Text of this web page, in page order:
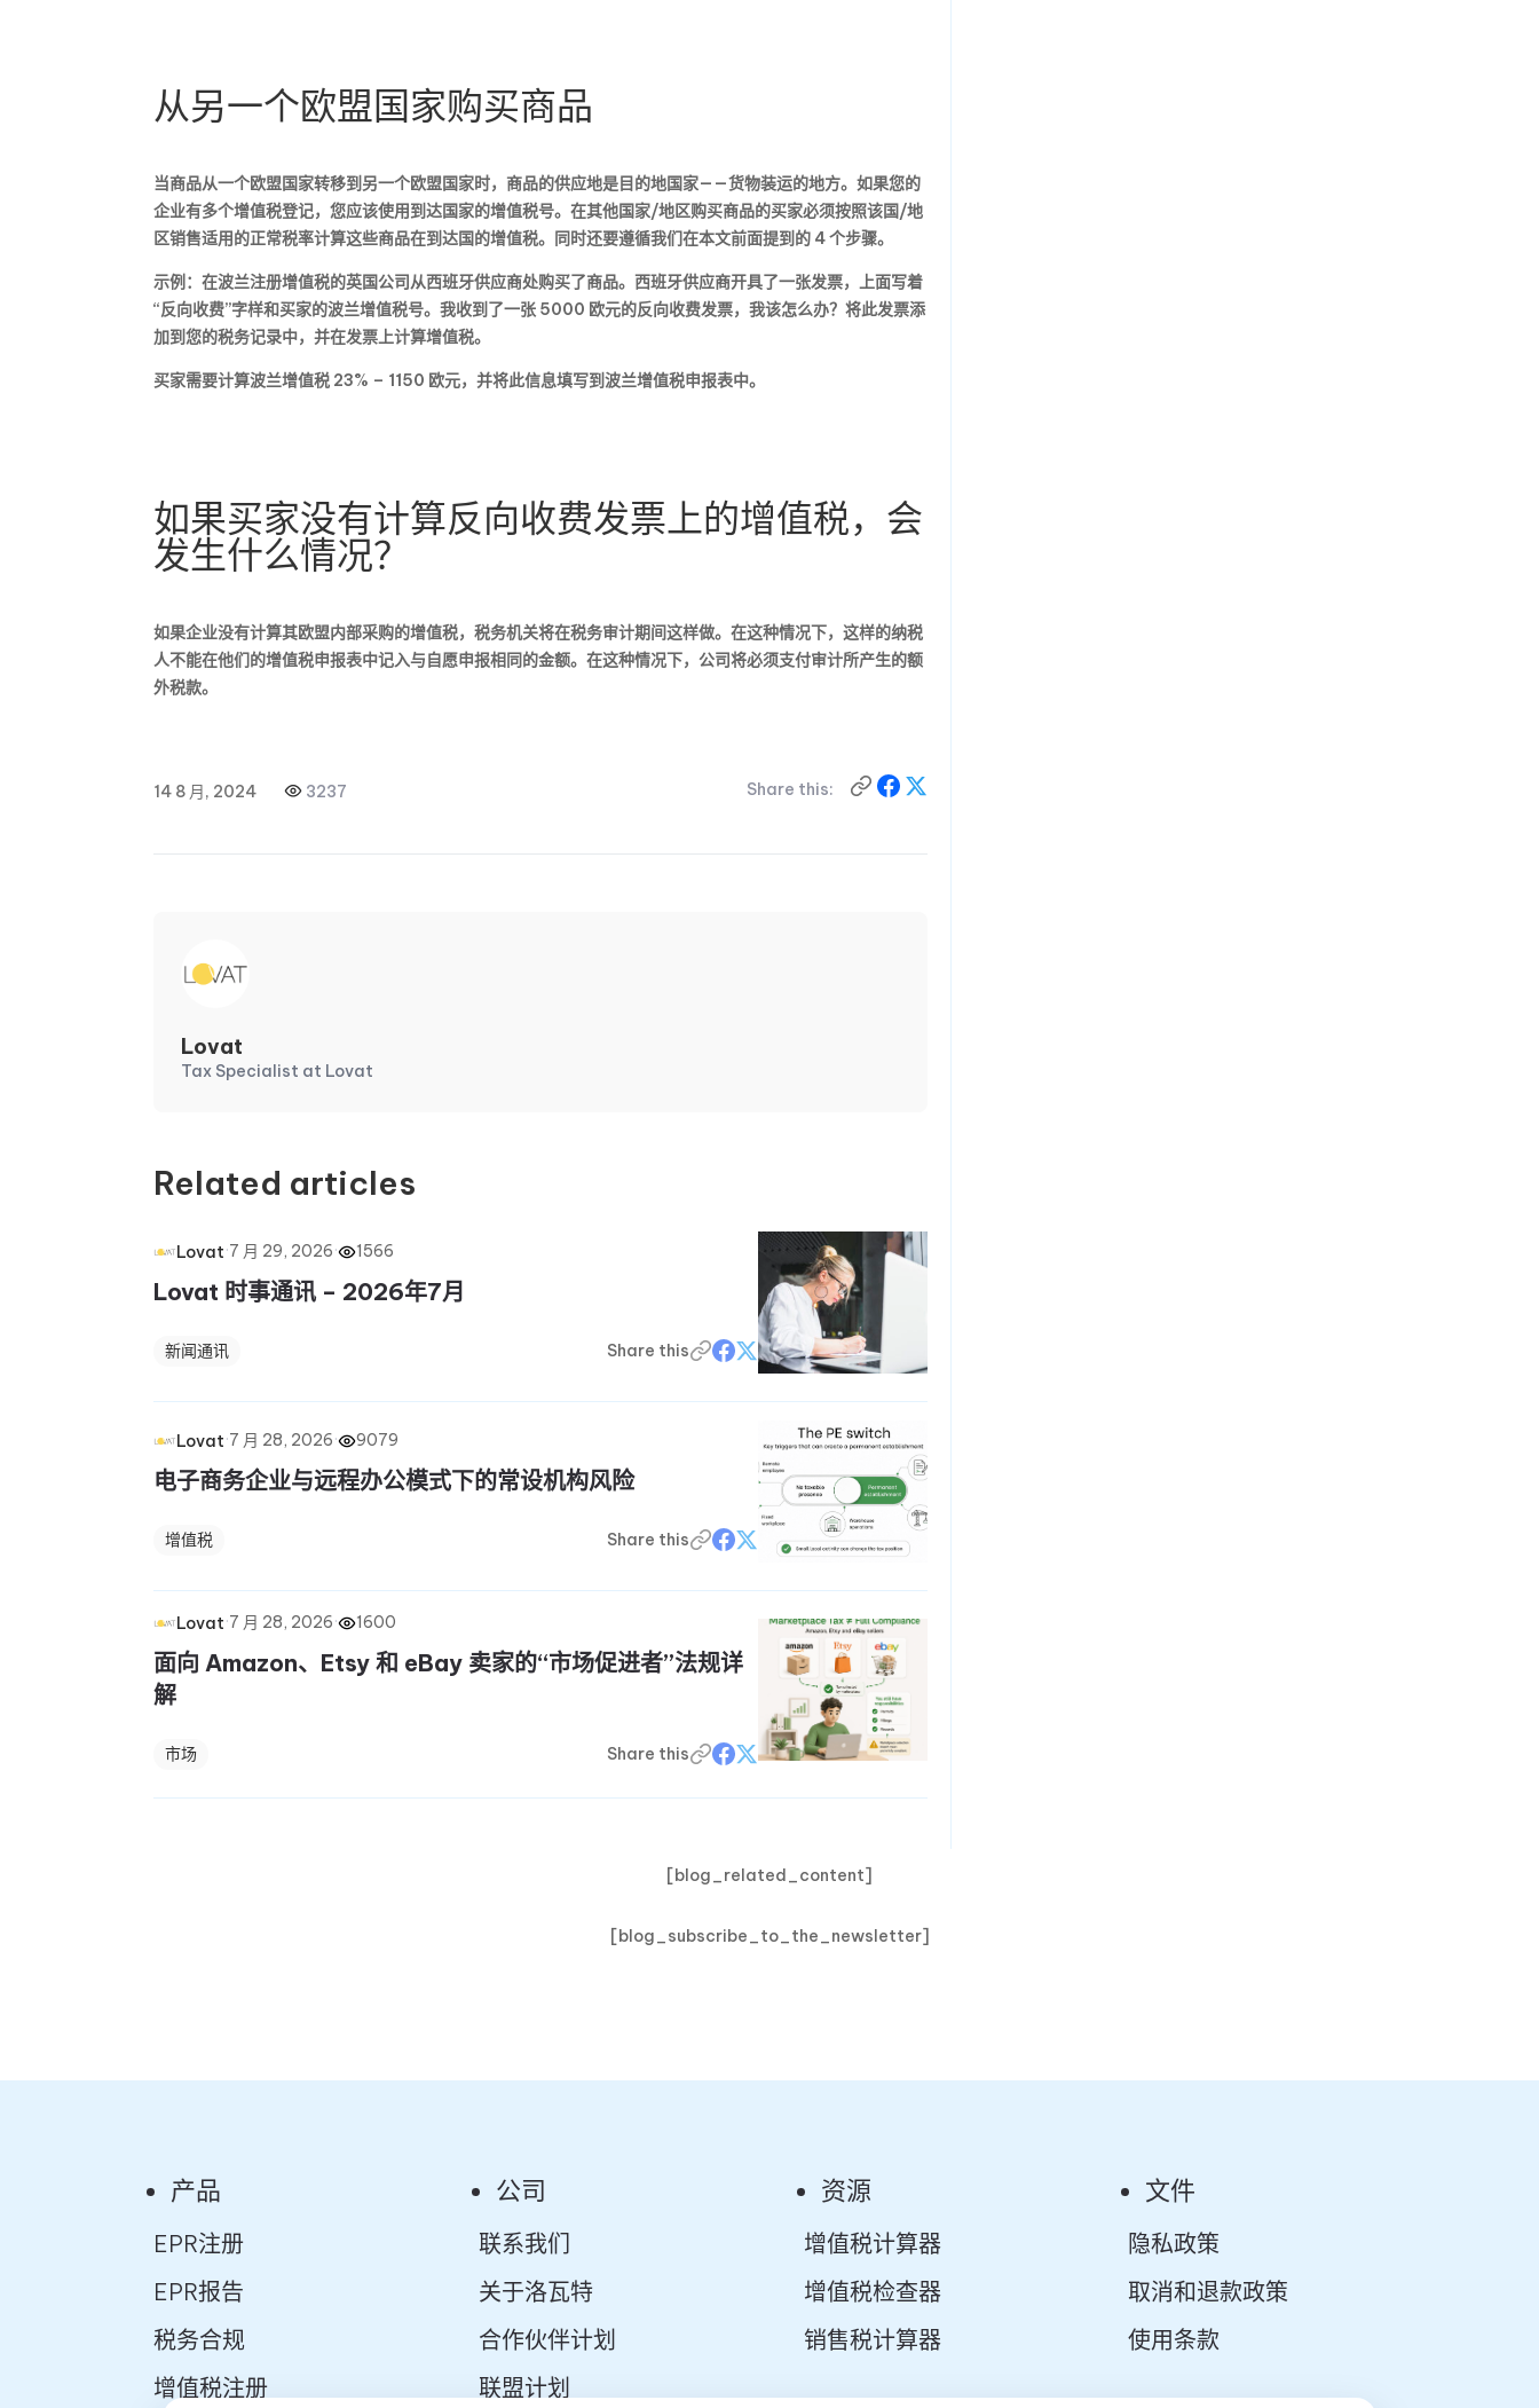
从另一个欧盟国家购买商品
当商品从一个欧盟国家转移到另一个欧盟国家时，商品的供应地是目的地国家——货物装运的地方。如果您的
企业有多个增值税登记，您应该使用到达国家的增值税号。在其他国家/地区购买商品的买家必须按照该国/地
区销售适用的正常税率计算这些商品在到达国的增值税。同时还要遵循我们在本文前面提到的 4 个步骤。
示例：在波兰注册增值税的英国公司从西班牙供应商处购买了商品。西班牙供应商开具了一张发票，上面写着
“反向收费”字样和买家的波兰增值税号。我收到了一张 5000 欧元的反向收费发票，我该怎么办？将此发票添
加到您的税务记录中，并在发票上计算增值税。
买家需要计算波兰增值税 23% – 1150 欧元，并将此信息填写到波兰增值税申报表中。
如果买家没有计算反向收费发票上的增值税，会
发生什么情况？
如果企业没有计算其欧盟内部采购的增值税，税务机关将在税务审计期间这样做。在这种情况下，这样的纳税
人不能在他们的增值税申报表中记入与自愿申报相同的金额。在这种情况下，公司将必须支付审计所产生的额
外税款。
14 8 月, 2024 3237 Share this:
Lovat
Tax Specialist at Lovat
Related articles
Lovat·7 月 29, 2026· 1566
Lovat 时事通讯 – 2026年7月
新闻通讯 Share this
Lovat·7 月 28, 2026· 9079
电子商务企业与远程办公模式下的常设机构风险
增值税 Share this
Lovat·7 月 28, 2026· 1600
面向 Amazon、Etsy 和 eBay 卖家的“市场促进者”法规详
解
市场 Share this
[blog_related_content]
[blog_subscribe_to_the_newsletter]
产品
EPR注册
EPR报告
税务合规
增值税注册
公司
联系我们
关于洛瓦特
合作伙伴计划
联盟计划
资源
增值税计算器
增值税检查器
销售税计算器
文件
隐私政策
取消和退款政策
使用条款